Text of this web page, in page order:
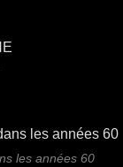
les années 60